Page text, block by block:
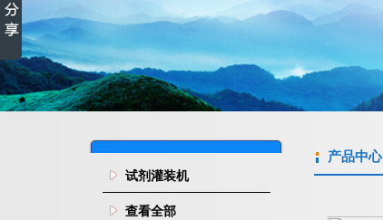
试剂灌装机
查看全部
产品中心